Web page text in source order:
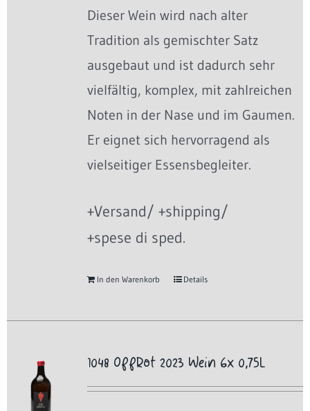
Dieser Wein wird nach alter
Tradition als gemischter Satz
ausgebaut und ist dadurch sehr
vielfältig, komplex, mit zahlreichen
Noten in der Nase und im Gaumen.
Er eignet sich hervorragend als
vielseitiger Essensbegleiter.
+Versand/ +shipping/
+spese di sped.
In den Warenkorb Details
1048 OffRot 2023 Wein 6x 0,75L